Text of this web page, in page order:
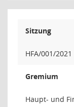
Sitzung
HFA/001/2021
Gremium
Haupt- und